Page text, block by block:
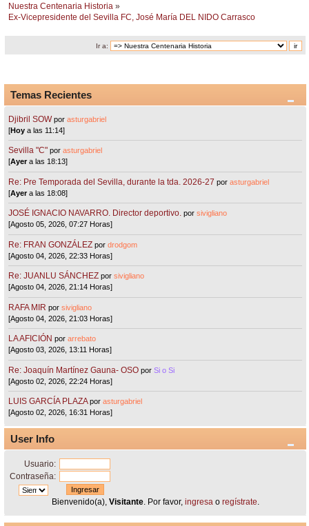
Nuestra Centenaria Historia »
Ex-Vicepresidente del Sevilla FC, José María DEL NIDO Carrasco
Ir a:
Temas Recientes
Djibril SOW porasturgabriel
[Hoy a las 11:14]
Sevilla "C"porasturgabriel
[Ayera las 18:13]
Re: Pre Temporada del Sevilla, durante la tda. 2026-27 porasturgabriel
[Ayera las 18:08]
JOSÉ IGNACIO NAVARRO. Director deportivo. porsivigliano
[Agosto 05, 2026, 07:27 Horas]
Re: FRAN GONZÁLEZ pordrodgom
[Agosto 04, 2026, 22:33 Horas]
Re: JUANLU SÁNCHEZ porsivigliano
[Agosto 04, 2026, 21:14 Horas]
RAFA MIR porsivigliano
[Agosto 04, 2026, 21:03 Horas]
LA AFICIÓN porarrebato
[Agosto 03, 2026, 13:11 Horas]
Re: Joaquín Martínez Gauna- OSO porSi o Si
[Agosto 02, 2026, 22:24 Horas]
LUIS GARCÍA PLAZA porasturgabriel
[Agosto 02, 2026, 16:31 Horas]
User Info
Usuario:
Contraseña:
Bienvenido(a), Visitante. Por favor, ingresao regístrate.